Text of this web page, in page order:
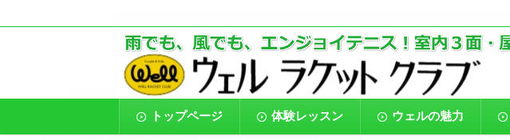
葛飾区金町のインドアテニスス
東京都葛飾区のインドアテニススクール。テニスをはじめてプレー
す。また、４歳からのキッズ、小中高生のジュニア、親子でテニス
テ
トップページ 体験レッスン ウェルの魅力